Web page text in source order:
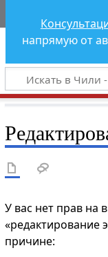
Чили -
для всех
напрямую от
У вас нет прав на
«редактирование
причине: